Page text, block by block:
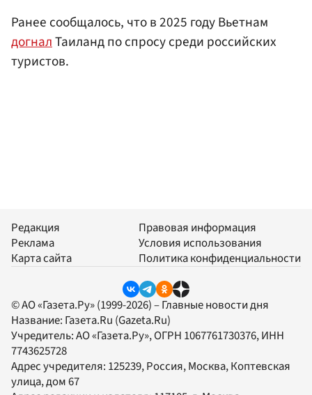
Ранее сообщалось, что в 2025 году Вьетнам
догналТаиланд по спросу среди российских
туристов.
Редакция
Реклама
Карта сайта
Правовая информация
Условия использования
Политика конфиденциальности
© АО «Газета.Ру» (1999-2026) – Главные новости дня
Название: Газета.Ru (Gazeta.Ru)
Учредитель:АО «Газета.Ру», ОГРН 1067761730376, ИНН
7743625728
Адрес учредителя: 125239, Россия, Москва, Коптевская
улица, дом 67